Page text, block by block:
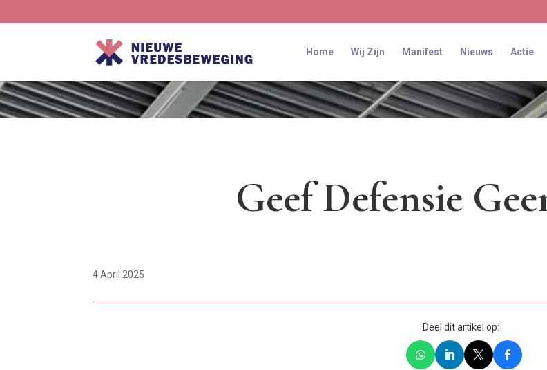
Home Wij Zijn Manifest Nieuws Actie
Geef Defensie
4 April 2025
Deel dit artikel op: